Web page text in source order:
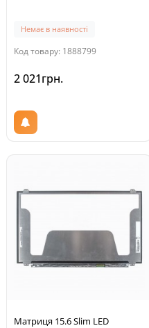
Немає в наявності
Код товару: 1888799
2 021грн.
Матриця 15.6 Slim LED